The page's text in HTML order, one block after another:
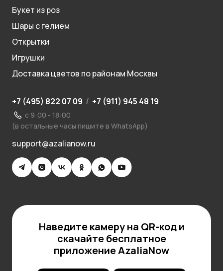
Букет из роз
Шары с гелием
Открытки
Игрушки
Доставка цветов по районам Москвы
+7 (495) 822 07 09 / +7 (911) 945 48 19
с 9:00 - 18:00
(в остальные часы пишите в WhatsApp)
support@azalianow.ru
Наведите камеру на QR-код и
скачайте бесплатное
приложение AzaliaNow